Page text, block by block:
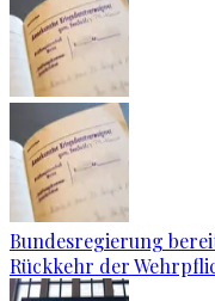
Bundesregierung
Rückkehr der